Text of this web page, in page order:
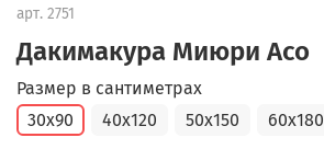
арт. 2751
Дакимакура Миюри Асо
Размер в сантиметрах
30x90
40x120 50x150 60x180